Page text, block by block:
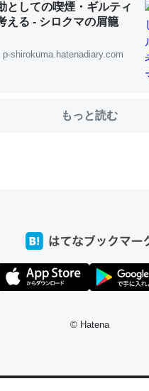
きてるなって分かる。
するくらいだった遠方の父67歳と僕
ーションが劇的に変化した｜tayorini
でネット環境作ったけどAlexaし
としての喫煙・ギルティ
える - シロクマの屑籠
p-shirokuma.hatenadiary.com
もっと読む
© Hatena